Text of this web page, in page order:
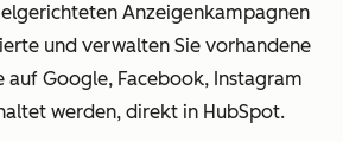
Anzeigenkampagnen
und verwalten Sie vorhandene
auf Google, Facebook, Instagram
werden, direkt in HubSpot.